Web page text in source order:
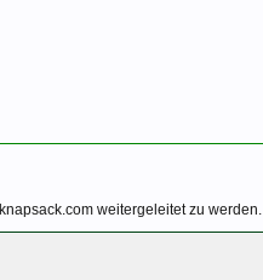
weitergeleitet zu werden.